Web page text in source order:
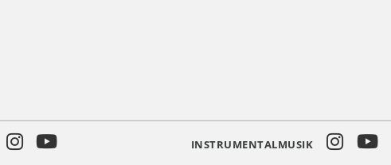
INSTRUMENTALMUSIK